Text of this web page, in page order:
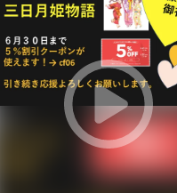
テクノロジー
映像・映画
ビジネス・起業
まちづくり・地